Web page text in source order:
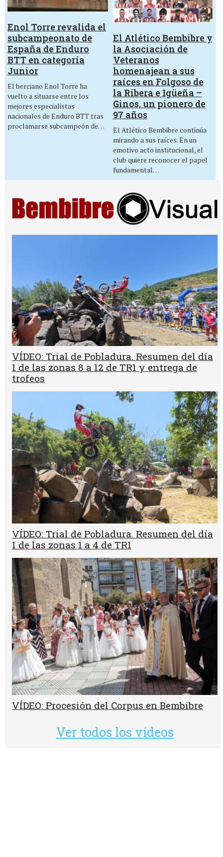
Enol Torre revalida el
subcampeonato de
España de Enduro
BTT en categoría
Junior
El berciano Enol Torre ha
vuelto a situarse entre los
mejores especialistas
nacionales de Enduro BTT tras
proclamarse subcampeón de…
El Atlético Bembibre y
la Asociación de
Veteranos
homenajean a sus
raíces en Folgoso de
la Ribera e Igüeña –
Ginos, un pionero de
97 años
El Atlético Bembibre continúa
mirando a sus raíces. En un
emotivo acto institucional, el
club quiere reconocer el papel
fundamental…
VÍDEO: Trial de Pobladura. Resumen del día
1 de las zonas 8 a 12 de TR1 y entrega de
trofeos
VÍDEO: Trial de Pobladura. Resumen del día
1 de las zonas 1 a 4 de TR1
VÍDEO: Procesión del Corpus en Bembibre
Ver todos los vídeos